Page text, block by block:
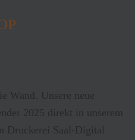
Wand. Unsere neue
2025 direkt in unserem
Druckerei Saal-Digital